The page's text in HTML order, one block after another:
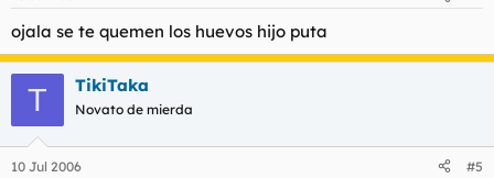
ojala se te quemen los huevos hijo puta
T TikiTaka
Novato de mierda
10 Jul 2006 #5